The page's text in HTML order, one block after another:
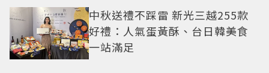
中秋送禮不踩雷 新光三越255款
好禮：人氣蛋黃酥、台日韓美食
一站滿足